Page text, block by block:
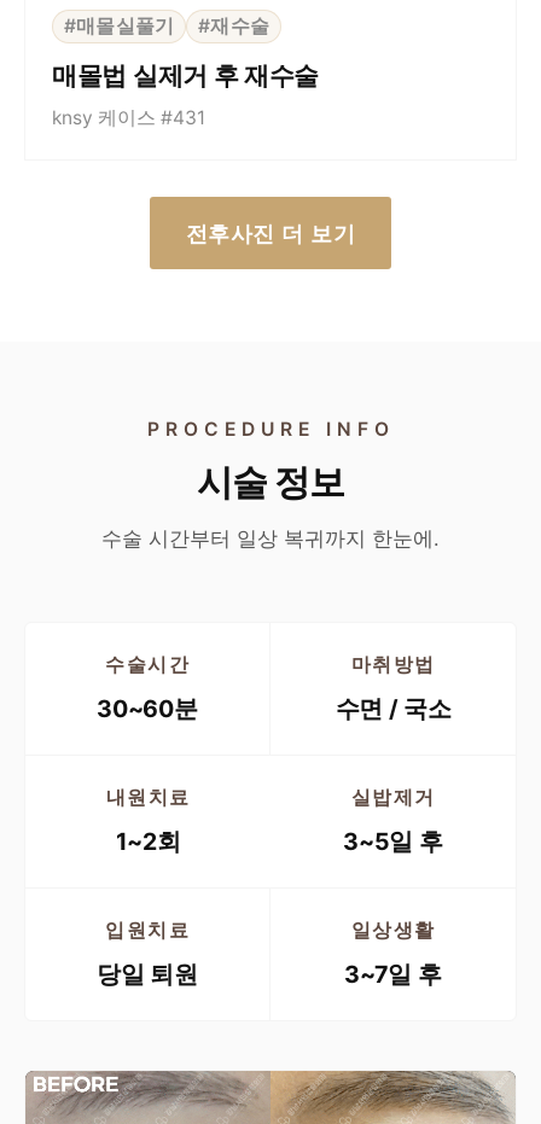
BEFORE
#매몰실풀기 #재수술
매몰법 실제거 후 재수술
knsy 케이스 #431
전후사진 더 보기
PROCEDURE INFO
시술 정보
수술 시간부터 일상 복귀까지 한눈에.
수술시간
30~60분
마취방법
수면 / 국소
내원치료
1~2회
실밥제거
3~5일 후
입원치료
당일 퇴원
일상생활
3~7일 후